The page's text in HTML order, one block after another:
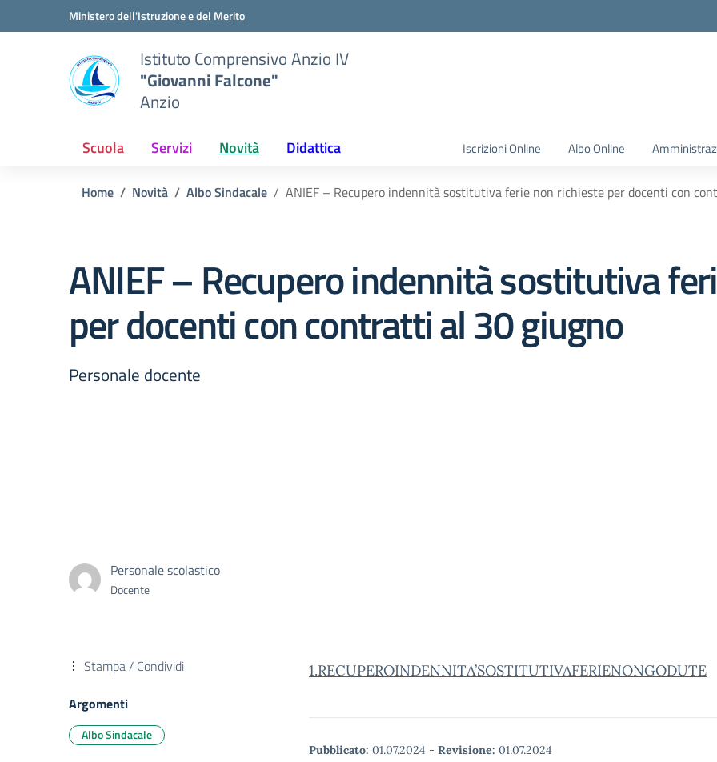
Vai ai contenuti
Vai al menu di navigazioneMinistero dell'Istruzione e del Merito
Istituto Comprensivo Anzio IV
"Giovanni Falcone"
Anzio
Scuola Servizi Novità Didattica Iscrizioni Online Albo Online
Home Novità Albo Sindacale ANIEF – Recupero indennità sostitutiva ferie non richieste per docenti con
ANIEF – Recupero indennità sostitutiva
per docenti con contratti al 30 giugno
Personale docente
Personale scolastico
Docente
1.RECUPEROINDENNITA’SOSTITUTIVAFERIENONGODUTE
Pubblicato: 01.07.2024 - Revisione: 01.07.2024
Stampa / Condividi
Argomenti
Albo Sindacale